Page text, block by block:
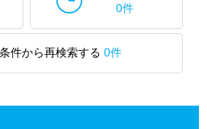
0件
件から再検索する 0件